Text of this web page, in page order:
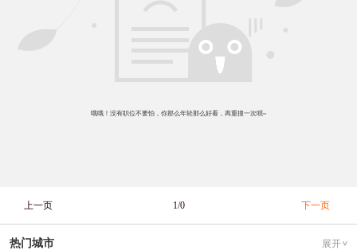
哦哦！没有职位不要怕，你那么年轻那么好看，再重搜一次呗~
上一页 1/0 下一页
热门城市 展开